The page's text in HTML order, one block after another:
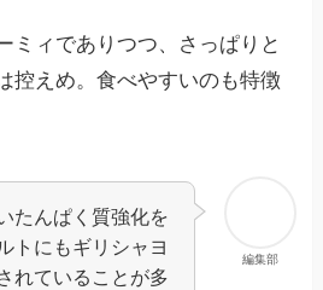
ミィでありつつ、さっぱりと
控えめ。食べやすいのも特徴
編集部
たんぱく質強化を
トにもギリシャヨ
れていることが多